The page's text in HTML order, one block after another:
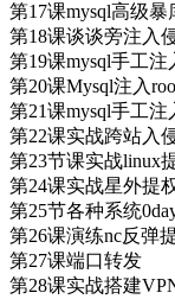
第17课mysql高级暴
第18课谈谈旁注入
第19课mysql手工注
第20课Mysql注入
第21课mysql手工
第22课实战跨站入
第23节课实战linux
第24课实战星外提
第25节各种系统
第26课演练nc反弹
第27课端口转发
第28课实战搭建